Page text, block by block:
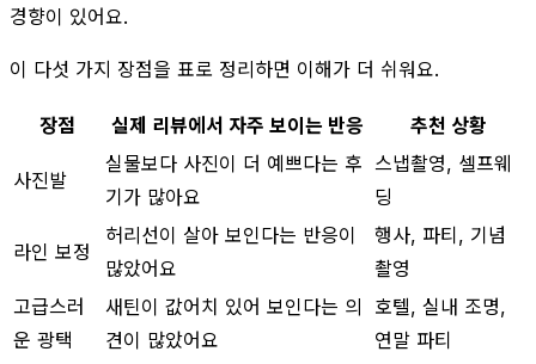
경향이 있어요.
이 다섯 가지 장점을 표로 정리하면 이해가 더 쉬워요.
장점 실제 리뷰에서 자주 보이는 반응 추천 상황
사진발
실물보다 사진이 더 예쁘다는 후
기가 많아요
스냅촬영, 셀프웨
딩
라인 보정
허리선이 살아 보인다는 반응이
많았어요
행사, 파티, 기념
촬영
고급스러
운 광택
새틴이 값어치 있어 보인다는 의
견이 많았어요
호텔, 실내 조명,
연말 파티